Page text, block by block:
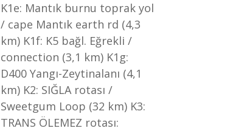
K1e: Mantık burnu toprak yol
/ cape Mantık earth rd (4,3
km) K1f: K5 bağl. Eğrekli /
connection (3,1 km) K1g:
D400 Yangı-Zeytinalanı (4,1
km) K2: SIĞLA rotası /
Sweetgum Loop (32 km) K3:
TRANS ÖLEMEZ rotası: